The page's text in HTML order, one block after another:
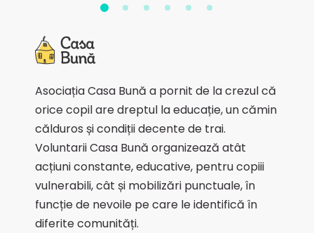
Asociația Casa Bună a pornit de la crezul că
orice copil are dreptul la educație, un cămin
călduros și condiții decente de trai.
Voluntarii Casa Bună organizează atât
acțiuni constante, educative, pentru copiii
vulnerabili, cât și mobilizări punctuale, în
funcție de nevoile pe care le identifică în
diferite comunități.